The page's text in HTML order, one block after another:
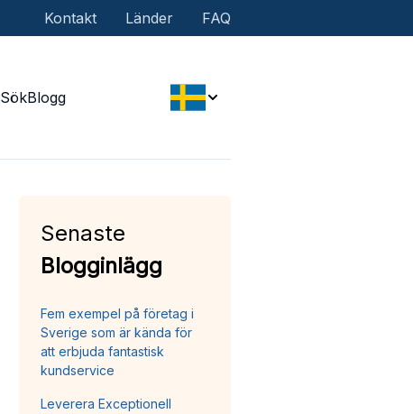
Kontakt Länder FAQ
SökBlogg
Senaste
Blogginlägg
Fem exempel på företag i
Sverige som är kända för
att erbjuda fantastisk
kundservice
Leverera Exceptionell